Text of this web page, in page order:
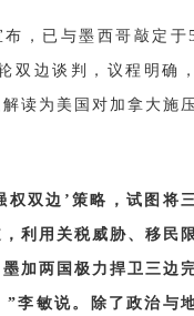
，已与墨西哥敲定于
双边谈判，议程明确
读为美国对加拿大施
权双边’策略，试图将
利用关税威胁、移民
加两国极力捍卫三边
”李敏说。除了政治与